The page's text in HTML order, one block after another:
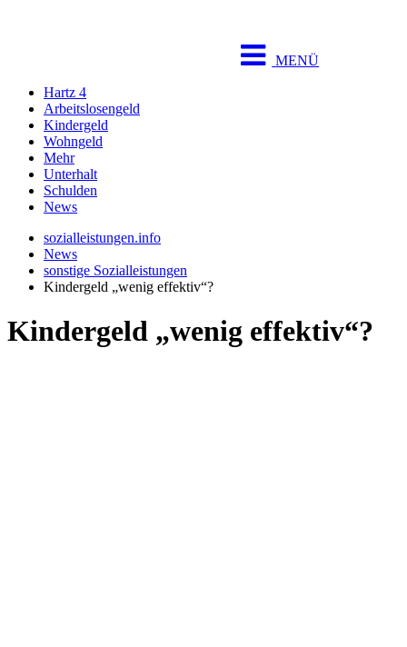
MENÜ
Hartz 4
Arbeitslosengeld
Kindergeld
Wohngeld
Mehr
Unterhalt
Schulden
News
sozialleistungen.info
News
sonstige Sozialleistungen
Kindergeld „wenig effektiv“?
Kindergeld „wenig effektiv“?